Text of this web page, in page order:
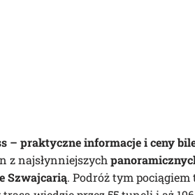
– praktyczne informacje i ceny
z najsłynniejszych
Szwajcarią. Podróż tym